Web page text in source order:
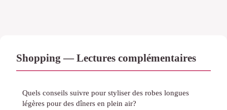
Shopping — Lectures complémentaires
Quels conseils suivre pour styliser des robes longues
légères pour des dîners en plein air?